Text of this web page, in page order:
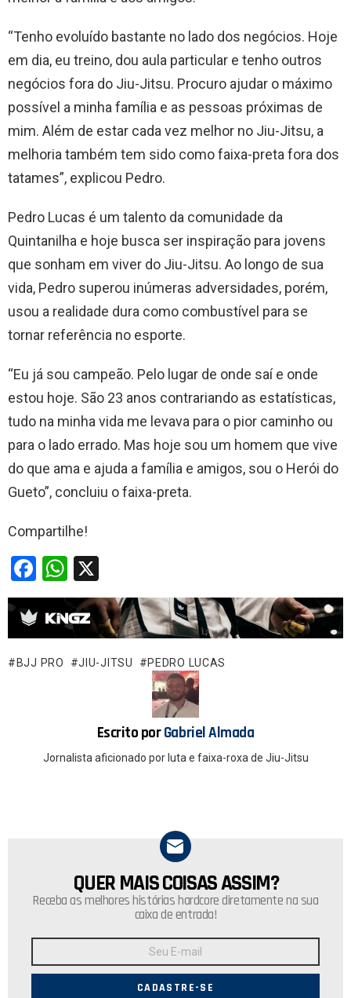
“Tenho evoluído bastante no lado dos negócios. Hoje
em dia, eu treino, dou aula particular e tenho outros
negócios fora do Jiu-Jitsu. Procuro ajudar o máximo
possível a minha família e as pessoas próximas de
mim. Além de estar cada vez melhor no Jiu-Jitsu, a
melhoria também tem sido como faixa-preta fora dos
tatames”, explicou Pedro.
Pedro Lucas é um talento da comunidade da
Quintanilha e hoje busca ser inspiração para jovens
que sonham em viver do Jiu-Jitsu. Ao longo de sua
vida, Pedro superou inúmeras adversidades, porém,
usou a realidade dura como combustível para se
tornar referência no esporte.
“Eu já sou campeão. Pelo lugar de onde saí e onde
estou hoje. São 23 anos contrariando as estatísticas,
tudo na minha vida me levava para o pior caminho ou
para o lado errado. Mas hoje sou um homem que vive
do que ama e ajuda a família e amigos, sou o Herói do
Gueto”, concluiu o faixa-preta.
Compartilhe!
F
a
ce
b
o
W
h
at
s
A
BJJ PRO JIU-JITSU PEDRO LUCAS
Escrito porGabriel Almada
Jornalista aficionado por luta e faixa-roxa de Jiu-Jitsu
NEWSLETTER
QUER MAIS COISAS ASSIM?
Receba as melhores histórias hardcore diretamente na sua
caixa de entrada!
E-